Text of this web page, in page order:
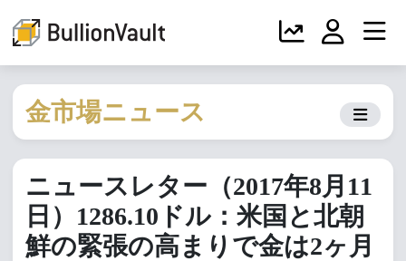
金市場ニュース
ニュースレター（2017年8月11
日）1286.10ドル：米国と北朝
鮮の緊張の高まりで金は2ヶ月